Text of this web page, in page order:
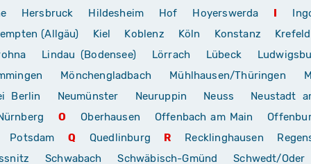
Hersbruck Hildesheim Hof Hoyerswerda
(Allgäu) Kiel Koblenz Köln Konstanz Krefeld
Lindau (Bodensee) Lörrach Lübeck
Mönchengladbach Mühlhausen/Thüringen
Berlin
Neumünster Neuruppin Neuss Neustadt
O Oberhausen Offenbach am Main
Potsdam Q Quedlinburg R Recklinghausen
Schwabach Schwäbisch-Gmünd Schwedt/Oder